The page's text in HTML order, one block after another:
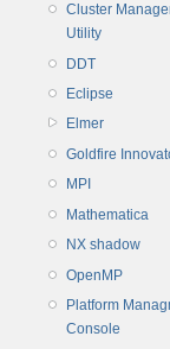
Cluster
Utility
DDT
Eclipse
Elmer
Goldfire
MPI
Mathematica
NX shadow
OpenMP
Platform
Console